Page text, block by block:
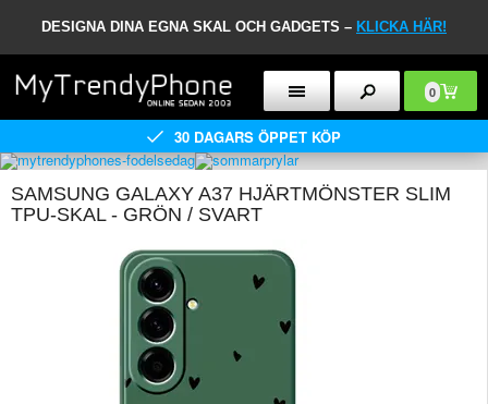
DESIGNA DINA EGNA SKAL OCH GADGETS – KLICKA HÄR!
0
30 DAGARS ÖPPET KÖP
SAMSUNG GALAXY A37 HJÄRTMÖNSTER SLIM
TPU-SKAL - GRÖN / SVART